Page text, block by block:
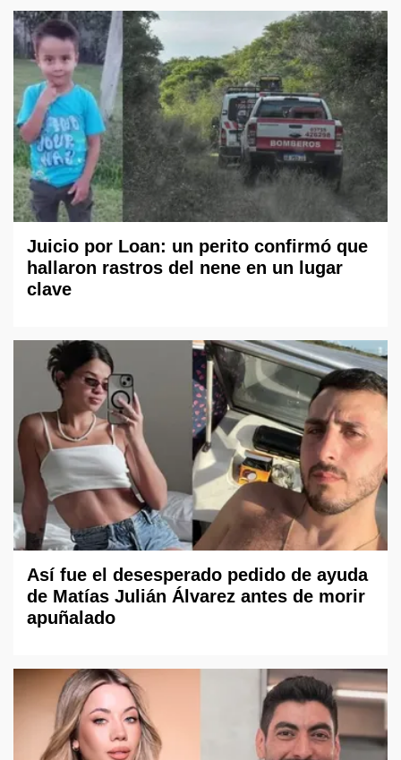
Juicio por Loan: un perito confirmó que
hallaron rastros del nene en un lugar
clave
Así fue el desesperado pedido de ayuda
de Matías Julián Álvarez antes de morir
apuñalado